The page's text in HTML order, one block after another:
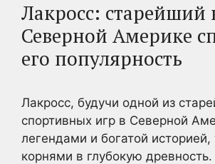
Лакросс: старейший
Северной Америке
его популярность
Лакросс, будучи одной из
спортивных игр в Северной
легендами и богатой
корнями в глубокую древность.